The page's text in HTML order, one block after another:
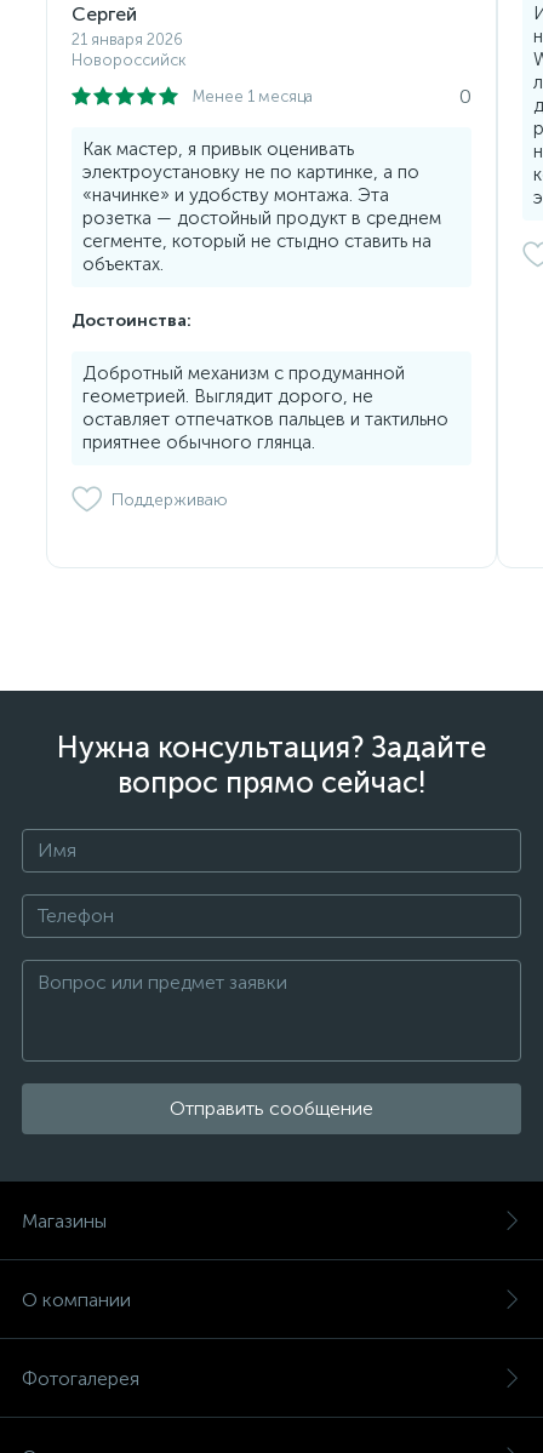
Сергей
21 января 2026
Новороссийск
Менее 1 месяца
0
Как мастер, я привык оценивать
электроустановку не по картинке, а по
«начинке» и удобству монтажа. Эта
розетка — достойный продукт в среднем
сегменте, который не стыдно ставить на
объектах.
Достоинства:
Добротный механизм с продуманной
геометрией. Выглядит дорого, не
оставляет отпечатков пальцев и тактильно
приятнее обычного глянца.
Поддерживаю
Нужна консультация? Задайте
вопрос прямо сейчас!
Отправить сообщение
Магазины
О компании
Фотогалерея